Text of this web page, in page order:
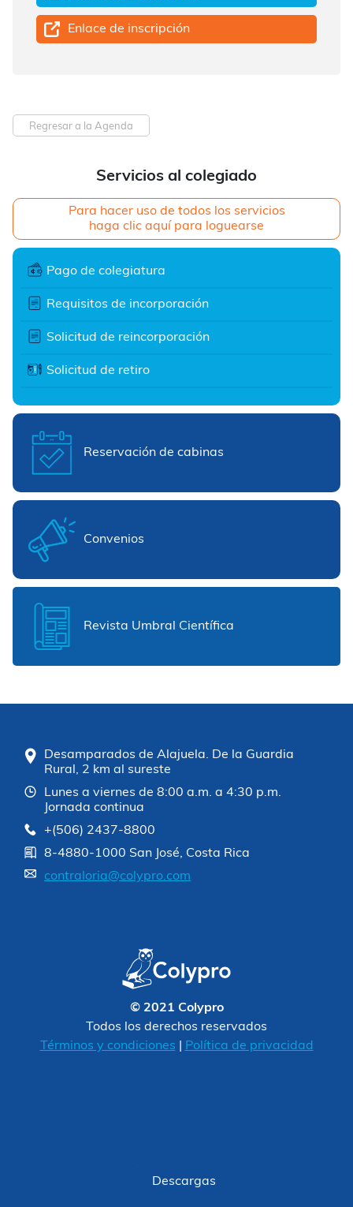
Servicios al colegiado
Para hacer uso de todos los servicios
haga clic aquí para loguearse
Pago de colegiatura
Requisitos de incorporación
Solicitud de reincorporación
Solicitud de retiro
Reservación de cabinas
Convenios
Revista Umbral Científica
Enlace de inscripción
Regresar a la Agenda
Desamparados de Alajuela. De la Guardia
Rural, 2 km al sureste
Lunes a viernes de 8:00 a.m. a 4:30 p.m.
Jornada continua
+(506) 2437-8800
8-4880-1000 San José, Costa Rica
contraloria@colypro.com
© 2021 Colypro
Todos los derechos reservados
Términos y condiciones
Política de privacidad
Descargas